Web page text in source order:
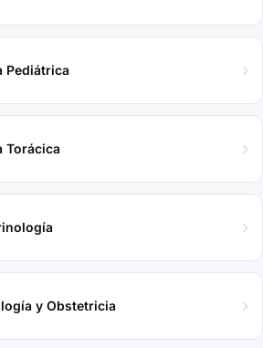
Pediátrica
Torácica
y Obstetricia